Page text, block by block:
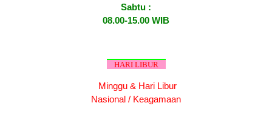
Sabtu :
08.00-15.00 WIB
HARI LIBUR
Minggu & Hari Libur
Nasional / Keagamaan